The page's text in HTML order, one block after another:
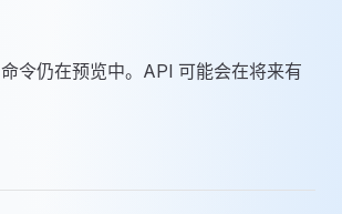
命令仍在预览中。API 可能会在将来有